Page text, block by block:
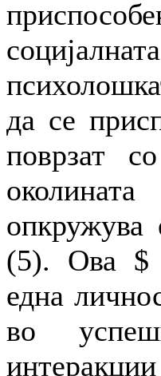
да се
поврзат
опкружува
(5). Ова $
една
во